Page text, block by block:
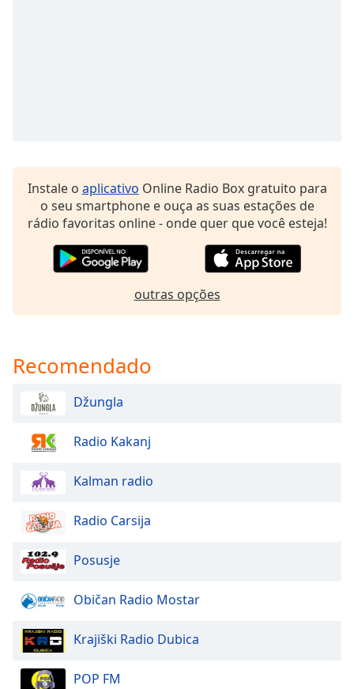
Background
Opacity
Caption
Background
Opacity
Font
Text
Edge
Instale o aplicativo Online Radio Box gratuito para
o seu smartphone e ouça as suas estações de
rádio favoritas online - onde quer que você esteja!
outras opções
Recomendado
Džungla
Radio Kakanj
Kalman radio
Radio Carsija
Posusje
Običan Radio Mostar
Krajiški Radio Dubica
POP FM